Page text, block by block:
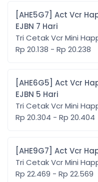
[AHE5G7] Act Vcr Happy 5GB Nat + 1,5GB Lokal
EJBN 7 Hari
Tri Cetak Vcr Mini
Rp 20.138 - Rp 20.238
[AHE6G5] Act Vcr Happy 6GB Nat + 2GB Lokal
EJBN 5 Hari
Tri Cetak Vcr Mini
Rp 20.304 - Rp 20.404
[AHE9G7] Act
Tri Cetak Vcr Mini
Rp 22.469 - Rp 22.569